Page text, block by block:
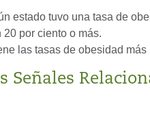
estado tuvo una tasa de
20 por ciento o más.
las tasas de obesidad
Señales